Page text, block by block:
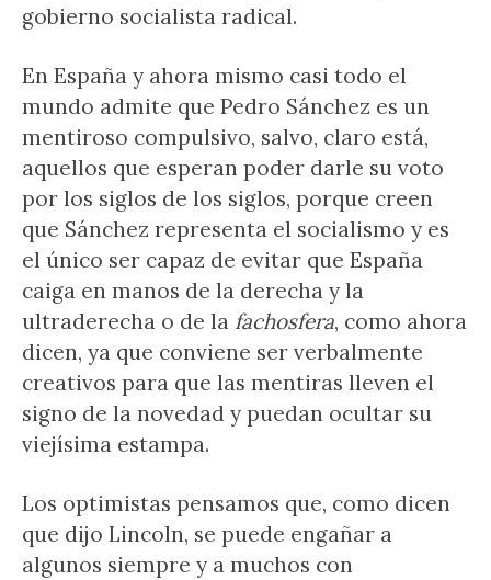
gobierno socialista radical.
En España y ahora mismo casi todo el
mundo admite que Pedro Sánchez es un
mentiroso compulsivo, salvo, claro está,
aquellos que esperan poder darle su voto
por los siglos de los siglos, porque creen
que Sánchez representa el socialismo y es
el único ser capaz de evitar que España
caiga en manos de la derecha y la
ultraderecha o de la fachosfera, como ahora
dicen, ya que conviene ser verbalmente
creativos para que las mentiras lleven el
signo de la novedad y puedan ocultar su
viejísima estampa.
Los optimistas pensamos que, como dicen
que dijo Lincoln, se puede engañar a
algunos siempre y a muchos con